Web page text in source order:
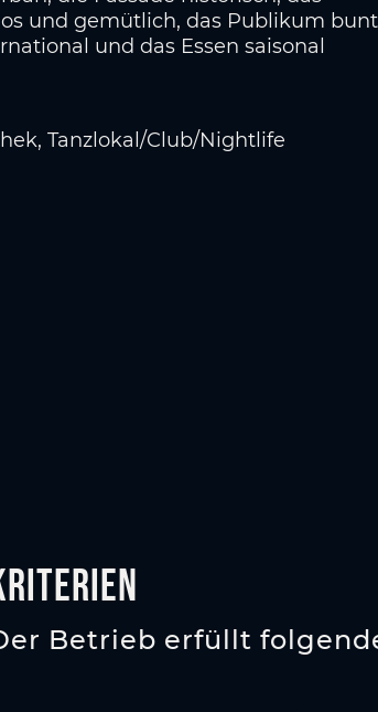
und gemütlich, das Publikum
und das Essen saisonal
Tanzlokal/Club/Nightlife
Betrieb erfüllt